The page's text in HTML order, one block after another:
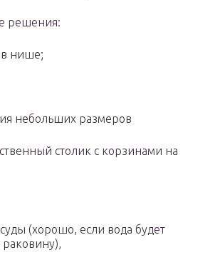
решения:
в нише;
небольших размеров
столик с корзинами на
(хорошо, если вода будет
раковину),